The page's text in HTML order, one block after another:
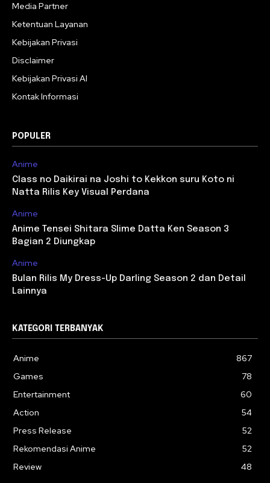
Media Partner
Ketentuan Layanan
Kebijakan Privasi
Disclaimer
Kebijakan Privasi AI
Kontak Informasi
POPULER
Anime
Class no Daikirai na Joshi to Kekkon suru Koto ni
Natta Rilis Key Visual Perdana
Anime
Anime Tensei Shitara Slime Datta Ken Season 3
Bagian 2 Diungkap
Anime
Bulan Rilis My Dress-Up Darling Season 2 dan Detail
Lainnya
KATEGORI TERBANYAK
Anime
867
Games
78
Entertainment
60
Action
54
Press Release
52
Rekomendasi Anime
52
Review
48